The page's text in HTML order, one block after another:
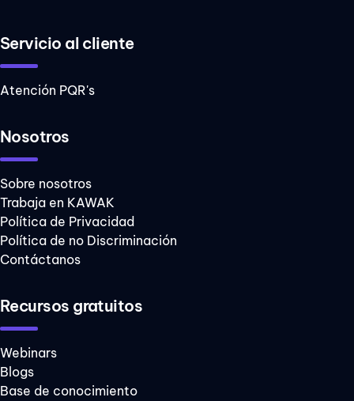
Servicio al cliente
Atención PQR's
Nosotros
Sobre nosotros
Trabaja en KAWAK
Política de Privacidad
Política de no Discriminación
Contáctanos
Recursos gratuitos
Webinars
Blogs
Base de conocimiento